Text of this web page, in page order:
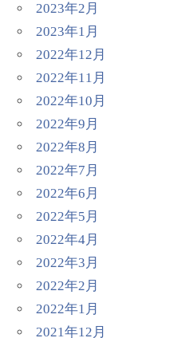
2023年2月
2023年1月
2022年12月
2022年11月
2022年10月
2022年9月
2022年8月
2022年7月
2022年6月
2022年5月
2022年4月
2022年3月
2022年2月
2022年1月
2021年12月